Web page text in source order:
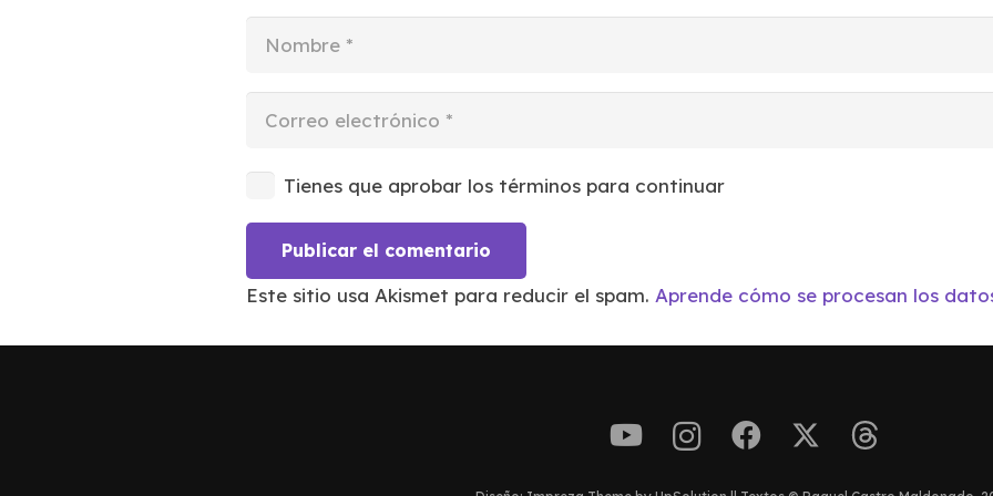
Tienes que aprobar los términos para continuar
Publicar el comentario
Este sitio usa Akismet para reducir el spam. Aprende cómo se procesan los